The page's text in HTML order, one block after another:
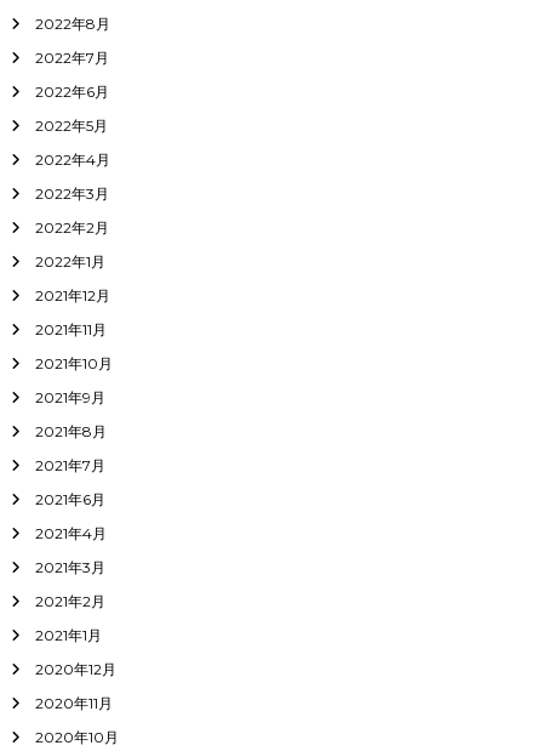
2022年8月
2022年7月
2022年6月
2022年5月
2022年4月
2022年3月
2022年2月
2022年1月
2021年12月
2021年11月
2021年10月
2021年9月
2021年8月
2021年7月
2021年6月
2021年4月
2021年3月
2021年2月
2021年1月
2020年12月
2020年11月
2020年10月